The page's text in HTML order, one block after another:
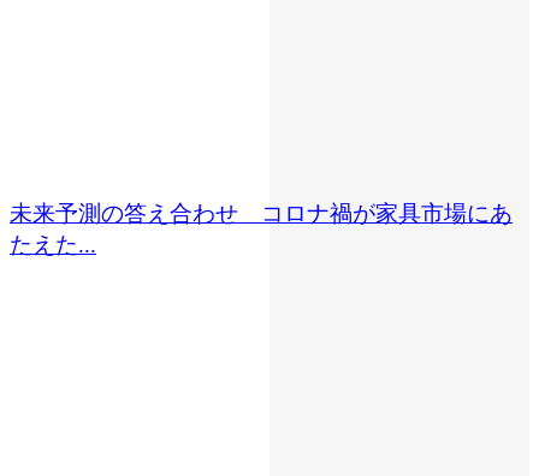
未来予測の答え合わせ コロナ禍が家具市場にあ
たえた...